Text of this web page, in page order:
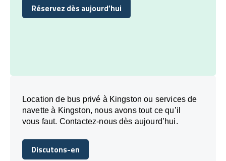
Réservez dès aujourd’hui
Réservez dès aujourd’hui
Location de bus privé à Kingston ou services de
navette à Kingston, nous avons tout ce qu’il
vous faut. Contactez-nous dès aujourd’hui.
Discutons-en